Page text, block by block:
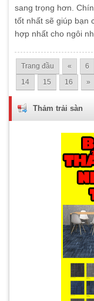
sang trọng hơn.
tốt nhất sẽ giúp bạn
hợp nhất cho ngôi
Trang đầu « 6
14
15 16 »
Thảm trải sàn